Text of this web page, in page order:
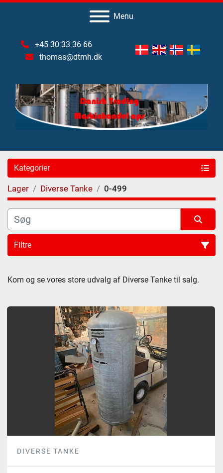
Menu
+45 30 33 36 66
thomas@dtmh.dk
Kategorier
Lager Diverse Tanke 0-499
Filtre
Sortér efter
Kom og se vores store udvalg af Diverse Tanke til salg.
DIVERSE TANKE